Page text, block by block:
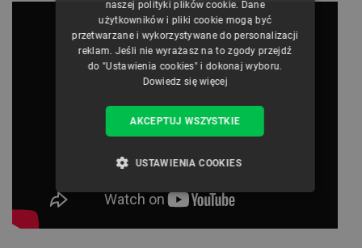
GERMAN
naszej polityki plików cookie. Dane
użytkowników i pliki cookie mogą być
przetwarzane i wykorzystywane do personalizacji
reklam. Jeśli nie wyrażasz na to zgody przejdź
do "Ustawienia cookies" i dokonaj wyboru.
Dowiedz się więcej
AKCEPTUJ WSZYSTKIE
USTAWIENIA COOKIES
NIEZBĘDNE WYDAJNOŚĆ